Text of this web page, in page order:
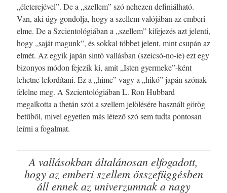
„életerejével”. De a „szellem” szó nehezen definiálható.
Van, aki úgy gondolja, hogy a szellem valójában az emberi
elme. De a Szcientológiában a „szellem” kifejezés azt jelenti,
hogy „saját magunk”, és sokkal többet jelent, mint csupán az
elmét. Az egyik japán sintó vallásban (szeicsó-no-ie) ezt egy
bizonyos módon fejezik ki, amit „Isten gyermeke”-ként
lehetne lefordítani. Ez a „hime” vagy a „hikó” japán szónak
felelne meg. A Szcientológiában L. Ron Hubbard
megalkotta a thetán szót a szellem jelölésére használt görög
betűből, mivel egyetlen más létező szó sem tudta pontosan
leírni a fogalmat.
A vallásokban általánosan elfogadott,
hogy az emberi szellem összefüggésben
áll ennek az univerzumnak a nagy